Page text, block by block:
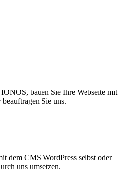
bauen Sie Ihre Webseite mit
Sie uns.
dem CMS WordPress selbst oder
uns umsetzen.